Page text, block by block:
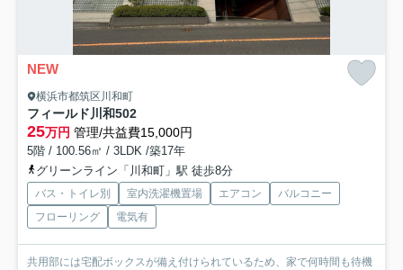
NEW
横浜市都筑区川和町
フィールド川和502
25万円 管理/共益費15,000円
5階 / 100.56㎡ / 3LDK /築17年
グリーンライン「川和町」駅 徒歩8分
バス・トイレ別 室内洗濯機置場 エアコン
バルコニー
フローリング
電気有
共用部には宅配ボックスが備え付けられているため、家で何時間も待機